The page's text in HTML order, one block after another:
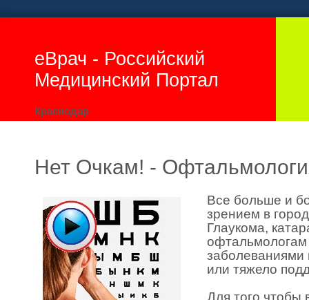
еВрач - Российский
Медицинский Портал
Краснодар
Нет Очкам! -
Все больше и
зрением в
Глаукома,
заболеваниями
или тяжело
Для того чтобы